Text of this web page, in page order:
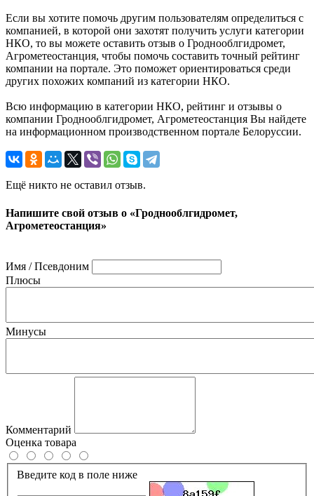
Если вы хотите помочь другим пользователям определиться с
компанией, в которой они захотят получить услуги категории
НКО, то вы можете оставить отзыв о Гроднооблгидромет,
Агрометеостанция, чтобы помочь составить точный рейтинг
компании на портале. Это поможет ориентироваться среди
других похожих компаний из категории НКО.
Всю информацию в категории НКО, рейтинг и отзывы о
компании Гроднооблгидромет, Агрометеостанция Вы найдете
на информационном производственном портале Белоруссии.
Ещё никто не оставил отзыв.
Напишите свой отзыв о «Гроднооблгидромет,
Агрометеостанция»
Имя / Псевдоним
Плюсы
Минусы
Комментарий
Оценка товара
Введите код в поле ниже